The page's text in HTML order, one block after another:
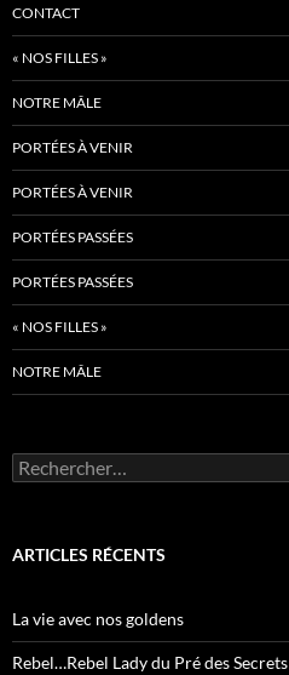
CONTACT
« NOS FILLES »
NOTRE MÂLE
PORTÉES À VENIR
PORTÉES À VENIR
PORTÉES PASSÉES
PORTÉES PASSÉES
« NOS FILLES »
NOTRE MÂLE
Rechercher :
ARTICLES RÉCENTS
La vie avec nos goldens
Rebel…Rebel Lady du Pré des Secrets